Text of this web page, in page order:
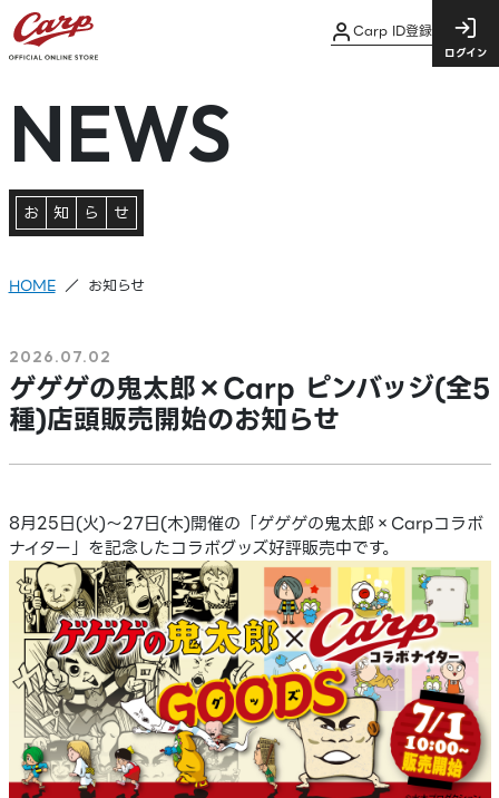
Carp ID登録
ログイン
NEWS
お 知 ら せ
HOME お知らせ
2026.07.02
ゲゲゲの鬼太郎×Carp ピンバッジ(全5
種)店頭販売開始のお知らせ
8月25日(火)～27日(木)開催の「ゲゲゲの鬼太郎×Carpコラボ
ナイター」を記念したコラボグッズ好評販売中です。